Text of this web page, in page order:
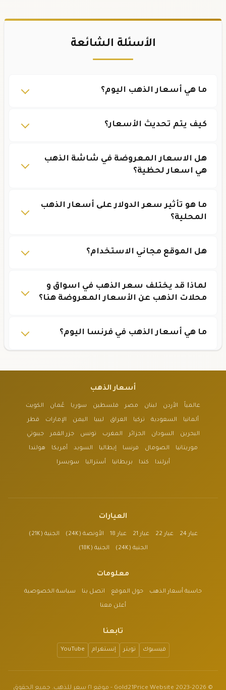
الأسئلة الشائعة
ما هي أسعار الذهب اليوم؟
كيف يتم تحديث الأسعار؟
هل الاسعار المعروضة في شاشة الذهب
هي اسعار لحظية؟
ما هو تأثير سعر الدولار على أسعار الذهب
المحلية؟
هل الموقع مجاني الاستخدام؟
لماذا قد يختلف سعر الذهب في اسواق و
محلات الذهب عن الأسعار المعروضة هنا؟
ما هي أسعار الذهب في فرنسا اليوم؟
أسعار الذهب
عالمياً الأردن لبنان مصر فلسطين سوريا عُمان الكويت
ألمانيا السعودية تركيا العراق ليبيا اليمن الإمارات قطر
البحرين السودان الجزائر المغرب تونس جزر القمر جيبوتي
موريتانيا الصومال فرنسا إيطاليا السويد أمريكا هولندا
أيرلندا كندا بريطانيا أستراليا سويسرا
العيارات
عيار 24 عيار 22 عيار 21 عيار 18 الأونصة (24K) الجنية (21K)
الجنية (24K) الجنية (18K)
معلومات
حاسبة أسعار الذهب حول الموقع اتصل بنا سياسة الخصوصية
أعلن معنا
تابعنا
فيسبوك تويتر إنستغرام YouTube
© 2023-2026 Gold21Price Website - موقع ٢١ سعر للذهب. جميع الحقوق